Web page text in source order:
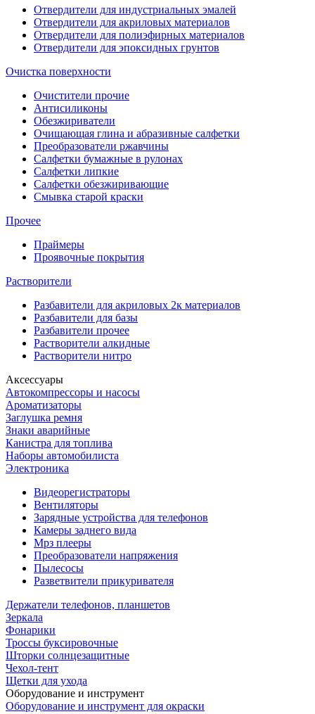
Отвердители для индустриальных эмалей
Отвердители для акриловых материалов
Отвердители для полиэфирных материалов
Отвердители для эпоксидных грунтов
Очистка поверхности
Очистители прочие
Антисиликоны
Обезжириватели
Очищающая глина и абразивные салфетки
Преобразователи ржавчины
Салфетки бумажные в рулонах
Салфетки липкие
Салфетки обезжиривающие
Смывка старой краски
Прочее
Праймеры
Проявочные покрытия
Растворители
Разбавители для акриловых 2к материалов
Разбавители для базы
Разбавители прочее
Растворители алкидные
Растворители нитро
Аксессуары
Автокомпрессоры и насосы
Ароматизаторы
Заглушка ремня
Знаки аварийные
Канистра для топлива
Наборы автомобилиста
Электроника
Видеорегистраторы
Вентиляторы
Зарядные устройства для телефонов
Камеры заднего вида
Мрз плееры
Преобразователи напряжения
Пылесосы
Разветвители прикуривателя
Держатели телефонов, планшетов
Зеркала
Фонарики
Троссы буксировочные
Шторки солнцезащитные
Чехол-тент
Щетки для ухода
Оборудование и инструмент
Оборудование и инструмент для окраски